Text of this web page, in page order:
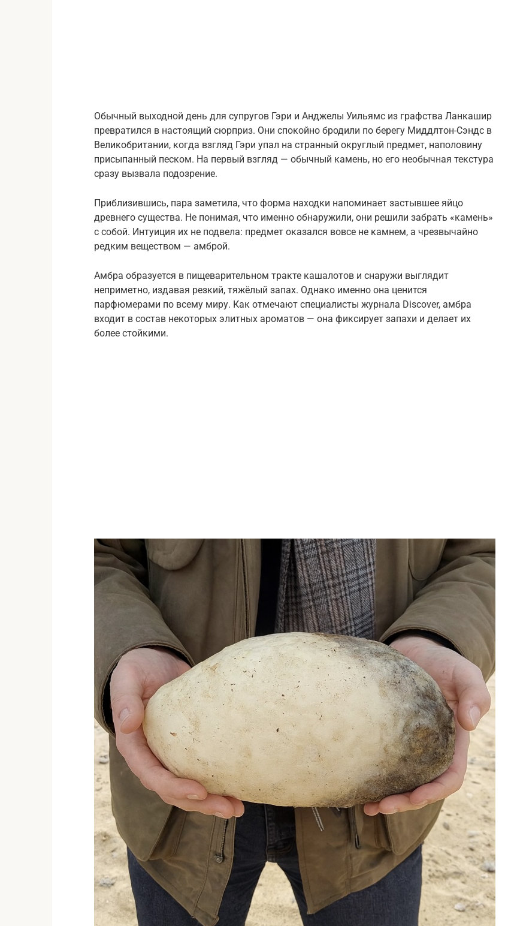
Обычный выходной день для супругов Гэри и Анджелы Уильямс из графства Ланкашир
превратился в настоящий сюрприз. Они спокойно бродили по берегу Миддлтон-Сэндс в
Великобритании, когда взгляд Гэри упал на странный округлый предмет, наполовину
присыпанный песком. На первый взгляд — обычный камень, но его необычная текстура
сразу вызвала подозрение.
Приблизившись, пара заметила, что форма находки напоминает застывшее яйцо
древнего существа. Не понимая, что именно обнаружили, они решили забрать «камень»
с собой. Интуиция их не подвела: предмет оказался вовсе не камнем, а чрезвычайно
редким веществом — амброй.
Амбра образуется в пищеварительном тракте кашалотов и снаружи выглядит
неприметно, издавая резкий, тяжёлый запах. Однако именно она ценится
парфюмерами по всему миру. Как отмечают специалисты журнала Discover, амбра
входит в состав некоторых элитных ароматов — она фиксирует запахи и делает их
более стойкими.